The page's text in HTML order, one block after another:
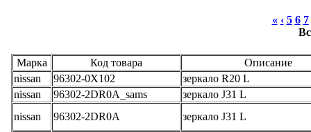
« ‹ 5 6 7
Марка Код товара
Описание
nissan
96302-0X102
зеркало R20 L
nissan
96302-2DR0A_sams
зеркало J31 L
nissan
96302-2DR0A
зеркало J31 L